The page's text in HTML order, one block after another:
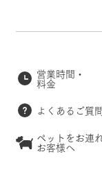
営業時間・
料金
よくあるご質
ペットをお連
お客様へ